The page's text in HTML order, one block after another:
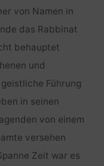
von Namen in
das Rabbinat
behauptet
und
Führung
in seinen
von einem
versehen
Zeit war es